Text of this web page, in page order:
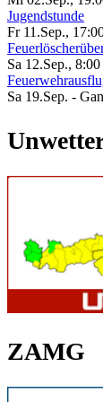
Jugendstunde
Fr 11.Sep.,
Sa 12.Sep., 8:00
Sa 19.Sep. -
ZAMG